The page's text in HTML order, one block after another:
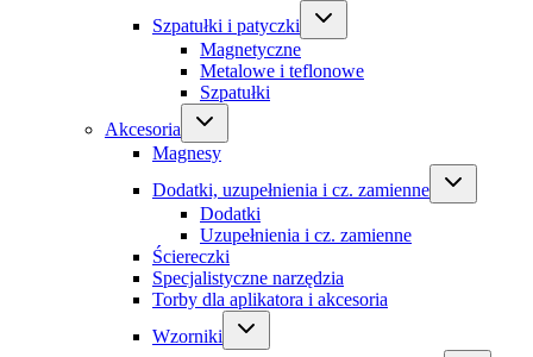
Szpatułki i patyczki
Magnetyczne
Metalowe i teflonowe
Szpatułki
Akcesoria
Magnesy
Dodatki, uzupełnienia i cz. zamienne
Dodatki
Uzupełnienia i cz. zamienne
Ściereczki
Specjalistyczne narzędzia
Torby dla aplikatora i akcesoria
Wzorniki